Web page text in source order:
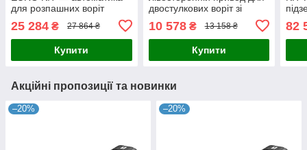
для розпашних воріт
25 284 ₴ 27 864 ₴
Купити
двостулкових воріт зі
10 578₴ 13 158 ₴
Купити
до
82
Акційні пропозиції та новинки
–20% –20%